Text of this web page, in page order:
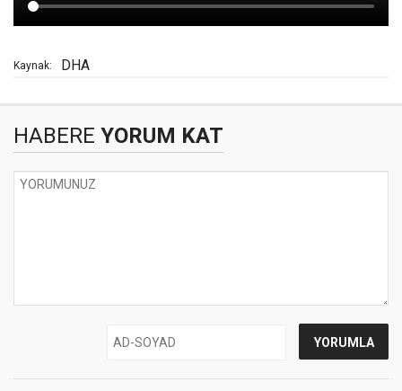
Kaynak: DHA
HABERE YORUM KAT